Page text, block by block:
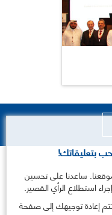
بتعليقاتك!
ساعدنا على تحسين
استطلاع الرأي القصير.
إعادة توجيهك إلى صفحة